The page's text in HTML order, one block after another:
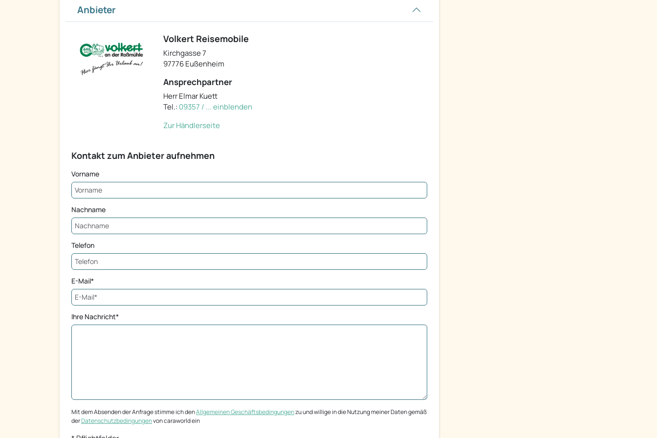
Anbieter
Volkert Reisemobile
Kirchgasse 7
97776 Eußenheim
Ansprechpartner
Herr Elmar Kuett
Tel.: 09357 / ... einblenden
Zur Händlerseite
Kontakt zum Anbieter aufnehmen
Vorname
Nachname
Telefon
E-Mail*
Ihre Nachricht*
Mit dem Absenden der Anfrage stimme ich denAllgemeinen Geschäftsbedingungenzu und willige in die Nutzung meiner Daten gemäß
derDatenschutzbedingungenvon caraworld ein